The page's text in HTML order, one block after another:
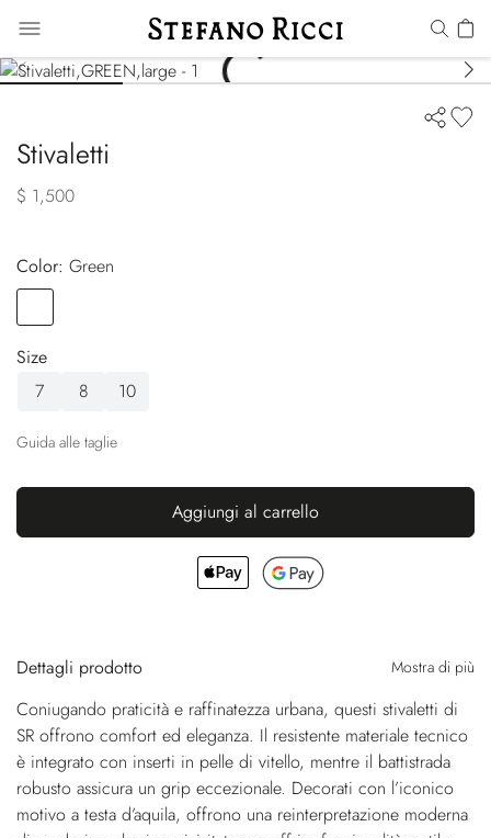
Stivaletti
$ 1,500
Color:
green
Size
7
8 10
Guida alle taglie
Aggiungi al carrello
Dettagli prodotto Mostra di più
Coniugando praticità e raffinatezza urbana, questi stivaletti di
SR offrono comfort ed eleganza. Il resistente materiale tecnico
è integrato con inserti in pelle di vitello, mentre il battistrada
robusto assicura un grip eccezionale. Decorati con l’iconico
motivo a testa d’aquila, offrono una reinterpretazione moderna